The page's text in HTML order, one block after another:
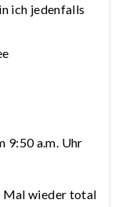
ich jedenfalls
9:50 a.m. Uhr
Mal wieder total